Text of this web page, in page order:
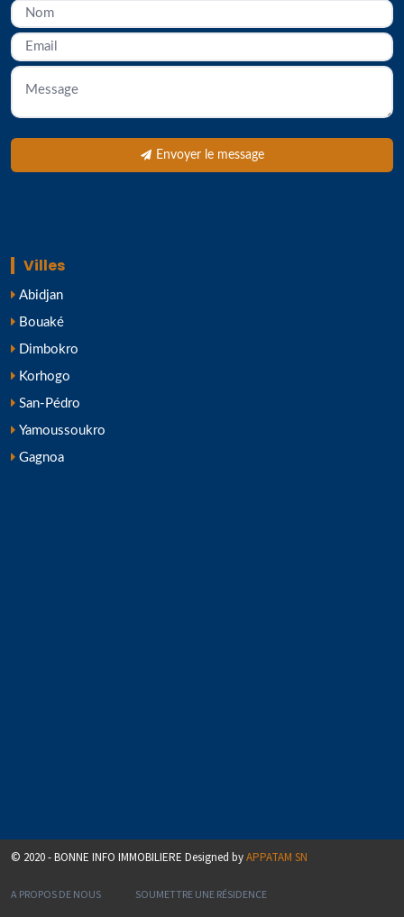
Envoyer le message
Villes
Abidjan
Bouaké
Dimbokro
Korhogo
San-Pédro
Yamoussoukro
Gagnoa
© 2020 - BONNE INFO IMMOBILIERE Designed byAPPATAM SN
A PROPOS DE NOUS SOUMETTRE UNE RÉSIDENCE